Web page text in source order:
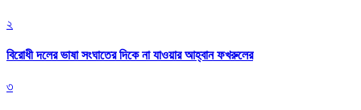
২
বিরোধী দলের ভাষা সংঘাতের দিকে না যাওয়ার আহ্বান ফখরুলের
৩